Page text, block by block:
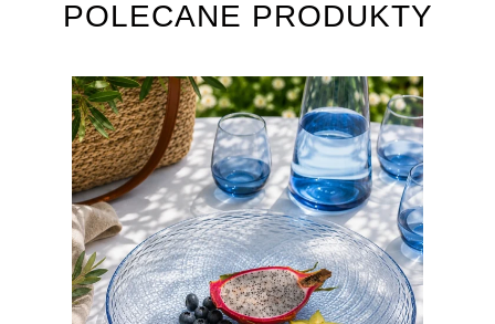
POLECANE PRODUKTY